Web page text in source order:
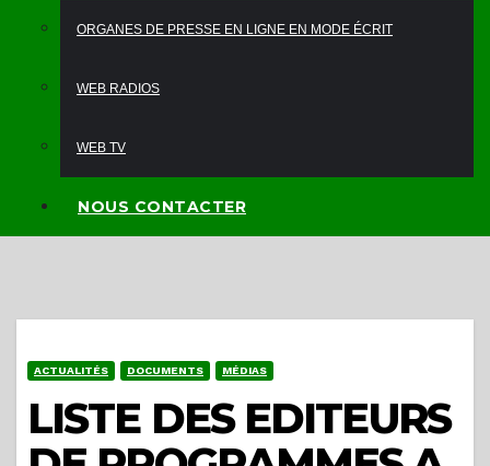
ORGANES DE PRESSE EN LIGNE EN MODE ÉCRIT
WEB RADIOS
WEB TV
NOUS CONTACTER
ACTUALITÉS DOCUMENTS MÉDIAS
LISTE DES EDITEURS